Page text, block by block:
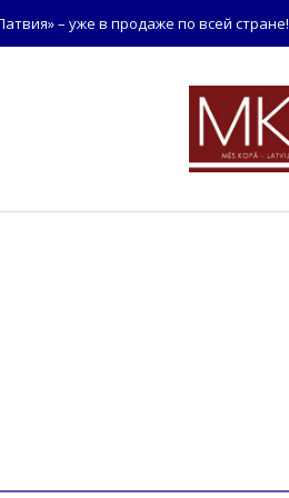
– уже в продаже по всей стране!